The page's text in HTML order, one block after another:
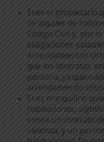
Si es el propietario
de alquiler de
Código Civil y, por
obligaciones
Arrendamientos
que los contratos
persona, ya que
arrendamiento
Si es el inquilino
habitaciones,
existe un contrato
vivienda, y un